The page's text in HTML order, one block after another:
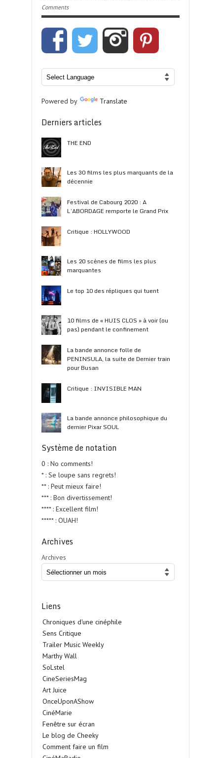
Comments
Powered by Translate
Derniers articles
THE END
Les 30 films les plus marquants de la
décennie
Festival de Cabourg 2020 : A
L’ABORDAGE remporte le Grand Prix
Critique : HOLLYWOOD
Les 20 scènes de films les plus
marquantes
Le top 10 des répliques qui tuent
10 films de « HUIS CLOS » à voir (ou
pas) pendant le confinement
La bande annonce folle de
PENINSULA, la suite de Dernier train
pour Busan
Critique : INVISIBLE MAN
La bande annonce philosophique du
dernier Pixar SOUL
Système de notation
0 : No comments!
* : Se loupe sans regrets!
** : Peut mieux faire!
*** : Bon divertissement!
**** : Excellent film!
***** : OUAH!
Archives
Archives
Liens
Chroniques d'une cinéphile
Sens Critique
Trailer Music Weekly
Marthy Wall
SoLstel
CineSeriesMag
Art Juice
OnceUponAShow
CinéMarie
Fenêtre sur écran
Le blog de Cheeky
Comment faire un film